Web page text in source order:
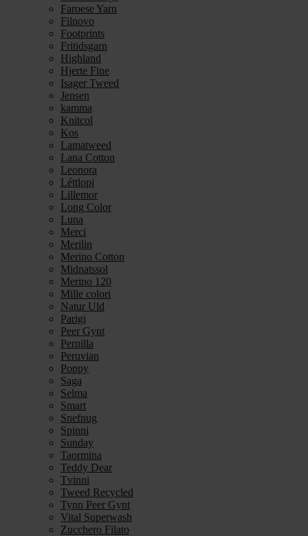
Faroese Yarn
Filnovo
Footprints
Fritidsgarn
Highland
Hjerte Fine
Isager Tweed
Jensen
kamma
Knitcol
Kos
Lamatweed
Lana Cotton
Leonora
Léttlopi
Lillemor
Long Color
Luna
Merci
Merilin
Merino Cotton
Midnatssol
Merino 120
Mille colori
Natur Uld
Parigi
Peer Gynt
Pernilla
Peruvian
Poppy
Saga
Selma
Smart
Snefnug
Spinni
Sunday
Taormina
Teddy Dear
Tvinni
Tweed Recycled
Tynn Peer Gynt
Vital Superwash
Zucchero Filato